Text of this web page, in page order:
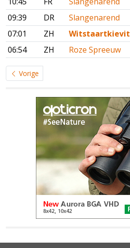
09:39
DR
Slangenarend
07:01
ZH
Witstaartkievit
06:54
ZH Roze Spreeuw
Vorige